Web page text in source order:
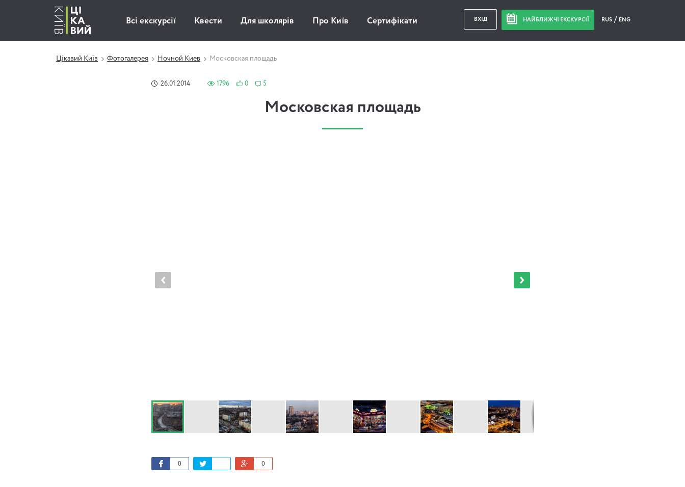
Всі екскурсії Квести Для школярів Про Київ Сертифікати ВХІД НАЙБЛИЖЧІ ЕКСКУРСІЇ RUS ENG
Цікавий Київ Фотогалерея Ночной Киев Московская площадь
26.01.2014 1796 0 5
Московская площадь
0 0